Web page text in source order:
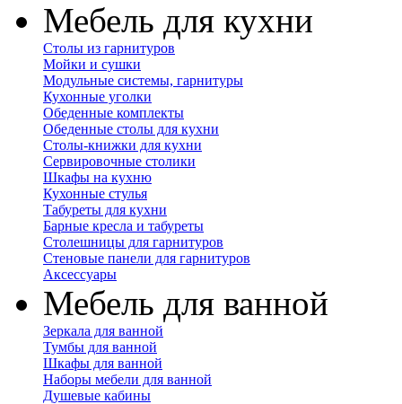
Мебель для кухни
Столы из гарнитуров
Мойки и сушки
Модульные системы, гарнитуры
Кухонные уголки
Обеденные комплекты
Обеденные столы для кухни
Столы-книжки для кухни
Сервировочные столики
Шкафы на кухню
Кухонные стулья
Табуреты для кухни
Барные кресла и табуреты
Столешницы для гарнитуров
Стеновые панели для гарнитуров
Аксессуары
Мебель для ванной
Зеркала для ванной
Тумбы для ванной
Шкафы для ванной
Наборы мебели для ванной
Душевые кабины